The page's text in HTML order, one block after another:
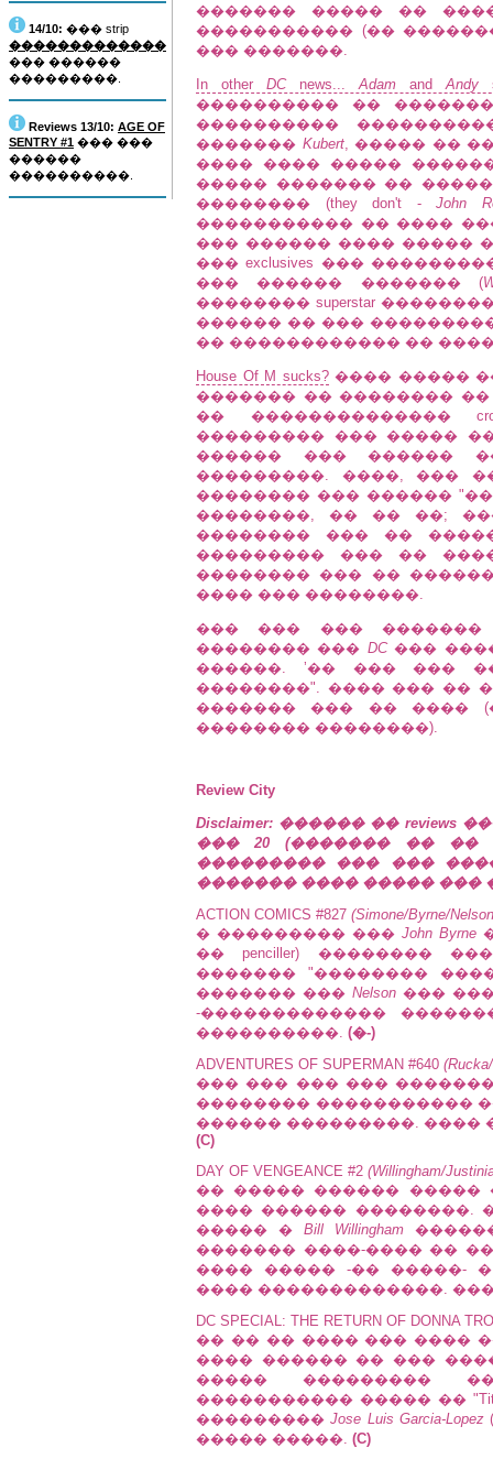
14/10: ��� strip
�������������
��� ������
���������.
Reviews 13/10: AGE OF
SENTRY #1 ��� ���
������
����������.
������� ����� ��
����������� (��
��� �������.
In other DCnews...Adam andAndy
���������� ��
����������
������� Kubert, ����� ��
���� ���� �����
����� ������� ��
�������� (they don't -John
����������� �� ����
��� ������ ���� �����
��� exclusives ���
��� ������ ������� (
�������� superstar
������ �� ���
�� ������������ ��
House Of M sucks?���� �����
������� �� ��������
�� ��������������
��������� ��� �����
������ ��� ������
���������. ����, ���
�������� ��� ������
��������, �� �� ��;
�������� ��� ��
��������� ��� ��
�������� ��� �� ������
���� ��� ��������.
��� ��� ���
�������� ��� DC���
������. ʼ�� ��� ���
��������". ���� ��� ��
������� ��� �� ����
�������� ��������).
Review City
Disclaimer: ������ ��
��� 20 (������� �� ��
��������� ��� ���
������� ���� ����� ���
ACTION COMICS #827 (Simone/Byrne/
� ��������� ��� John Byrne
�� penciller) ��������
������� "��������
������� ��� Nelson���
-�������������
����������. (�-)
ADVENTURES OF SUPERMAN #640
��� ��� ��� ���
�������� �����������
������ ���������. ����
(C)
DAY OF VENGEANCE #2 (Willingham/
�� ����� ������ ����� ���
���� ������ ��������.
����� � Bill Willingham
������� ����-���� ��
���� ����� -�� �����- �
���� �������������.
DC SPECIAL: THE RETURN OF DONNA
�� �� �� ���� ��� ����
���� ������ �� ���
����� ���������
����������� ����� ��
���������Jose Luis Garcia-Lopez
����� �����. (C)